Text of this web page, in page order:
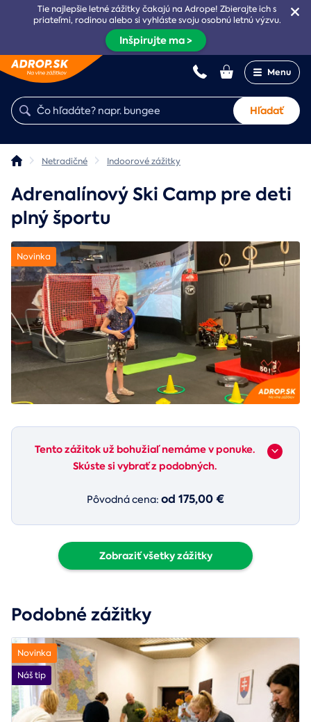
Tie najlepšie letné zážitky čakajú na Adrope! Zbierajte ich s
priateľmi, rodinou alebo si vyhláste svoju osobnú letnú výzvu.
Inšpirujte ma >
Menu
Hľadať
Netradičné Indoorové zážitky
Adrenalínový Ski Camp pre deti
plný športu
Novinka
Tento zážitok už bohužiaľ nemáme v ponuke.
Skúste si vybrať z podobných.
Pôvodná cena: od 175,00 €
Zobraziť všetky zážitky
Podobné zážitky
Novinka
Náš tip